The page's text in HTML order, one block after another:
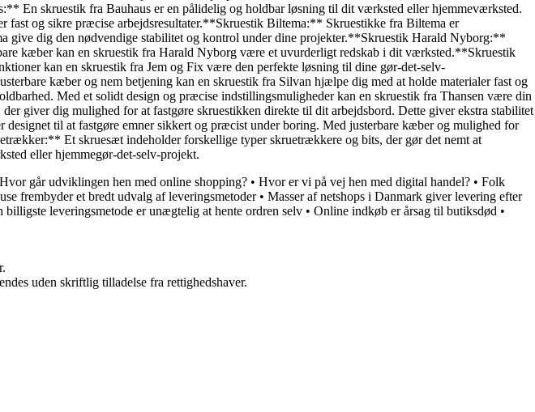
En skruestik fra Bauhaus er en pålidelig og holdbar løsning til dit værksted eller hjemmeværksted.
fast og sikre præcise arbejdsresultater.**Skruestik Biltema:** Skruestikke fra Biltema er
dig den nødvendige stabilitet og kontrol under dine projekter.**Skruestik Harald Nyborg:**
kæber kan en skruestik fra Harald Nyborg være et uvurderligt redskab i dit værksted.**Skruestik
kan en skruestik fra Jem og Fix være den perfekte løsning til dine gør-det-selv-
kæber og nem betjening kan en skruestik fra Silvan hjælpe dig med at holde materialer fast og
Med et solidt design og præcise indstillingsmuligheder kan en skruestik fra Thansen være din
giver dig mulighed for at fastgøre skruestikken direkte til dit arbejdsbord. Dette giver ekstra stabilitet
til at fastgøre emner sikkert og præcist under boring. Med justerbare kæber og mulighed for
Et skruesæt indeholder forskellige typer skruetrækkere og bits, der gør det nemt at
eller hjemmegør-det-selv-projekt.
Hvor går udviklingen hen med online shopping? • Hvor er vi på vej hen med digital handel? • Folk
frembyder et bredt udvalg af leveringsmetoder• Masser af netshops i Danmark giver levering efter
billigste leveringsmetode er unægtelig at hente ordren selv • Online indkøb er årsag til butiksdød •
uden skriftlig tilladelse fra rettighedshaver.